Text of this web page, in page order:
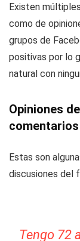
Existen
como de
grupos de
positivas por lo
natural con
Opiniones
comentarios
Estas son
discusiones del
Tengo 72